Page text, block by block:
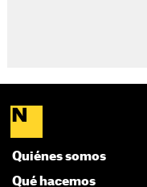
Quiénes somos
Qué hacemos